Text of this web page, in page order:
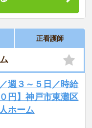
正看護師
／週３～５日／時給
円】神戸市東灘区
ホーム